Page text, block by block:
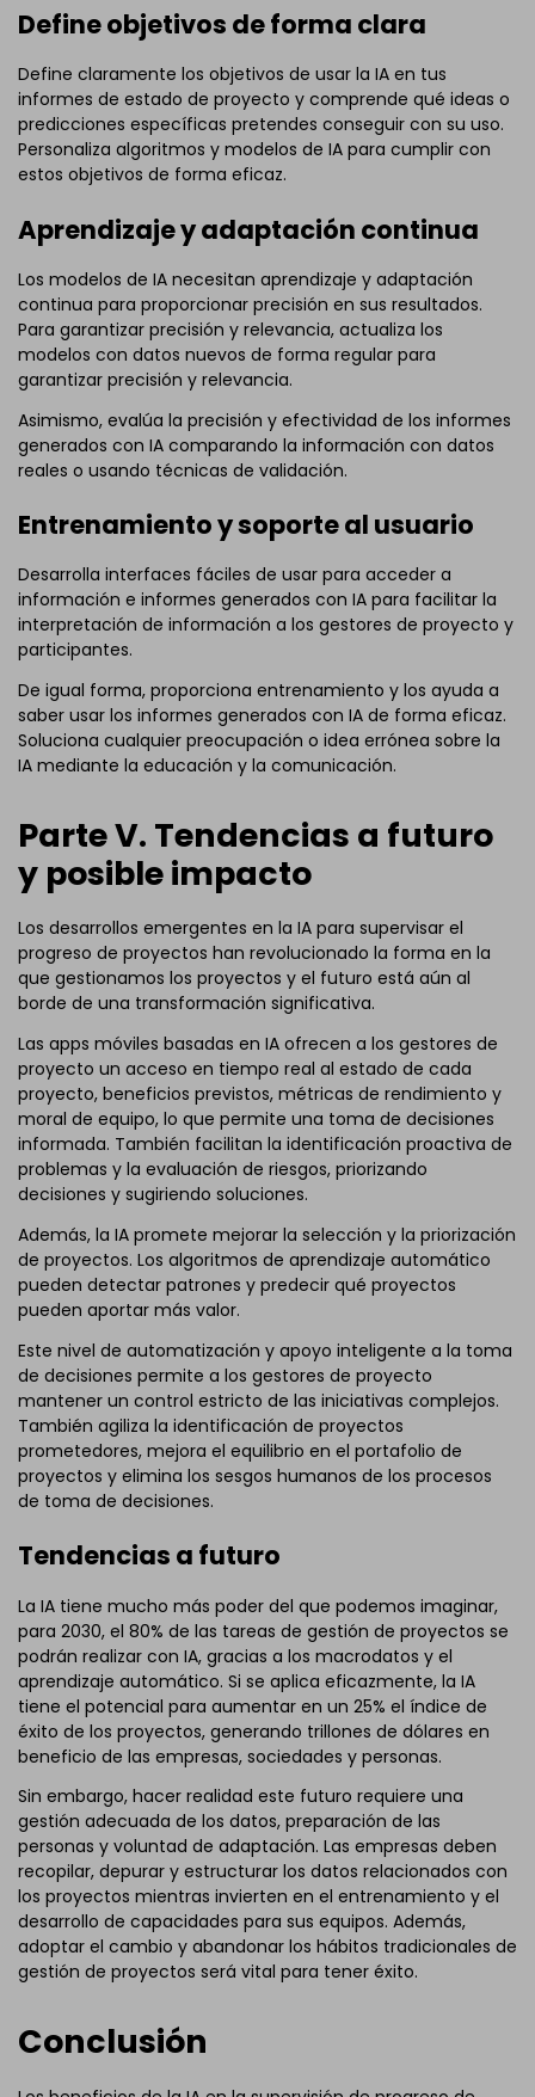
Define objetivos de forma clara
Define claramente los objetivos de usar la IA en tus
informes de estado de proyecto y comprende qué ideas o
predicciones específicas pretendes conseguir con su uso.
Personaliza algoritmos y modelos de IA para cumplir con
estos objetivos de forma eficaz.
Aprendizaje y adaptación continua
Los modelos de IA necesitan aprendizaje y adaptación
continua para proporcionar precisión en sus resultados.
Para garantizar precisión y relevancia, actualiza los
modelos con datos nuevos de forma regular para
garantizar precisión y relevancia.
Asimismo, evalúa la precisión y efectividad de los informes
generados con IA comparando la información con datos
reales o usando técnicas de validación.
Entrenamiento y soporte al usuario
Desarrolla interfaces fáciles de usar para acceder a
información e informes generados con IA para facilitar la
interpretación de información a los gestores de proyecto y
participantes.
De igual forma, proporciona entrenamiento y los ayuda a
saber usar los informes generados con IA de forma eficaz.
Soluciona cualquier preocupación o idea errónea sobre la
IA mediante la educación y la comunicación.
Parte V. Tendencias a futuro
y posible impacto
Los desarrollos emergentes en la IA para supervisar el
progreso de proyectos han revolucionado la forma en la
que gestionamos los proyectos y el futuro está aún al
borde de una transformación significativa.
Las apps móviles basadas en IA ofrecen a los gestores de
proyecto un acceso en tiempo real al estado de cada
proyecto, beneficios previstos, métricas de rendimiento y
moral de equipo, lo que permite una toma de decisiones
informada. También facilitan la identificación proactiva de
problemas y la evaluación de riesgos, priorizando
decisiones y sugiriendo soluciones.
Además, la IA promete mejorar la selección y la priorización
de proyectos. Los algoritmos de aprendizaje automático
pueden detectar patrones y predecir qué proyectos
pueden aportar más valor.
Este nivel de automatización y apoyo inteligente a la toma
de decisiones permite a los gestores de proyecto
mantener un control estricto de las iniciativas complejos.
También agiliza la identificación de proyectos
prometedores, mejora el equilibrio en el portafolio de
proyectos y elimina los sesgos humanos de los procesos
de toma de decisiones.
Tendencias a futuro
La IA tiene mucho más poder del que podemos imaginar,
para 2030, el 80% de las tareas de gestión de proyectos se
podrán realizar con IA, gracias a los macrodatos y el
aprendizaje automático. Si se aplica eficazmente, la IA
tiene el potencial para aumentar en un 25% el índice de
éxito de los proyectos, generando trillones de dólares en
beneficio de las empresas, sociedades y personas.
Sin embargo, hacer realidad este futuro requiere una
gestión adecuada de los datos, preparación de las
personas y voluntad de adaptación. Las empresas deben
recopilar, depurar y estructurar los datos relacionados con
los proyectos mientras invierten en el entrenamiento y el
desarrollo de capacidades para sus equipos. Además,
adoptar el cambio y abandonar los hábitos tradicionales de
gestión de proyectos será vital para tener éxito.
Conclusión